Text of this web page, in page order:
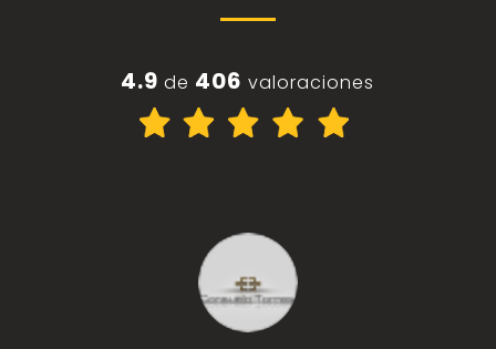
4.9 de 406valoraciones